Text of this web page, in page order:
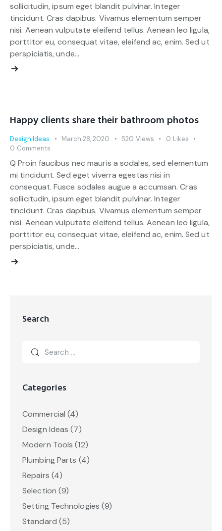
sollicitudin, ipsum eget blandit pulvinar. Integer
tincidunt. Cras dapibus. Vivamus elementum semper
nisi. Aenean vulputate eleifend tellus. Aenean leo ligula,
porttitor eu, consequat vitae, eleifend ac, enim. Sed ut
perspiciatis, unde…
Happy clients share their bathroom photos
Design Ideas March 28, 2020 520 Views 0 Likes
0 Comments
Q Proin faucibus nec mauris a sodales, sed elementum
mi tincidunt. Sed eget viverra egestas nisi in
consequat. Fusce sodales augue a accumsan. Cras
sollicitudin, ipsum eget blandit pulvinar. Integer
tincidunt. Cras dapibus. Vivamus elementum semper
nisi. Aenean vulputate eleifend tellus. Aenean leo ligula,
porttitor eu, consequat vitae, eleifend ac, enim. Sed ut
perspiciatis, unde…
Search
Categories
Commercial (4)
Design Ideas (7)
Modern Tools (12)
Plumbing Parts (4)
Repairs (4)
Selection (9)
Setting Technologies (9)
Standard (5)